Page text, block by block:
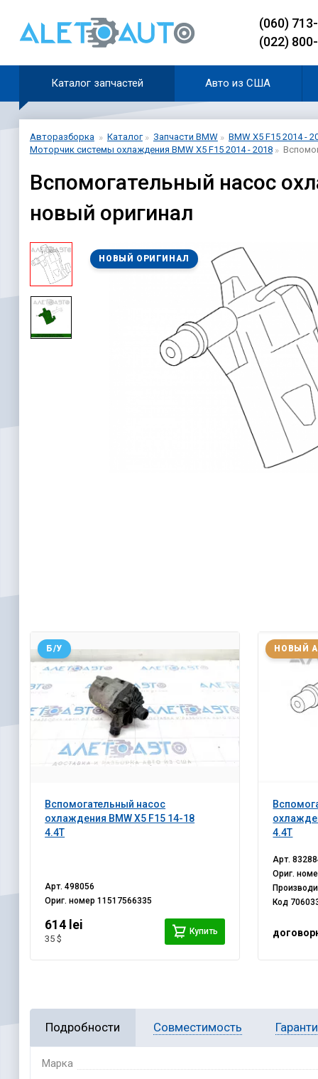
(060)
(022)
Каталог запчастей Авто из США
Авторазборка Каталог Запчасти BMW BMW X5 F15 2014 -
Моторчик системы охлаждения BMW X5 F15 2014 - 2018
Вспомогательный насос
новый оригинал
НОВЫЙ ОРИГИНАЛ
Вспомогательный насос
охлаждения BMW X5 F15 14-18
4.4T
Б/У
Арт.498056
Ориг. номер11517566335
614 lei
35 $
Купить
4.4T
НОВЫЙ
Арт.
Ориг.
Код
Подробности Совместимость
Марка